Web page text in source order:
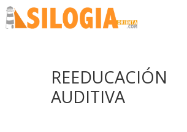
REEDUCACIÓN
AUDITIVA